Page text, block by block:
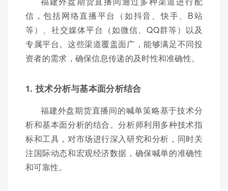
信，包括网络直播平台（如抖音、快手、B站
等）、社交媒体平台（如微信、QQ群等）以及
专属平台。这些渠道覆盖面广，能够满足不同投
资者的需求，确保信息传递的及时性和准确性。
1. 技术分析与基本面分析结合
福建外盘期货直播间的喊单策略基于技术分
析和基本面分析的结合。分析师利用多种技术指
标和工具，对市场进行深入研究和分析，同时关
注国际动态和宏观经济数据，确保喊单的准确性
和可靠性。